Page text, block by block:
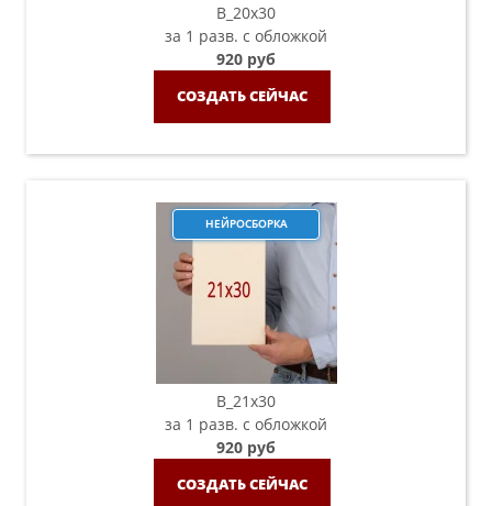
B_20х30
за 1 разв. с обложкой
920 руб
СОЗДАТЬ СЕЙЧАС
НЕЙРОСБОРКА
B_21х30
за 1 разв. с обложкой
920 руб
СОЗДАТЬ СЕЙЧАС